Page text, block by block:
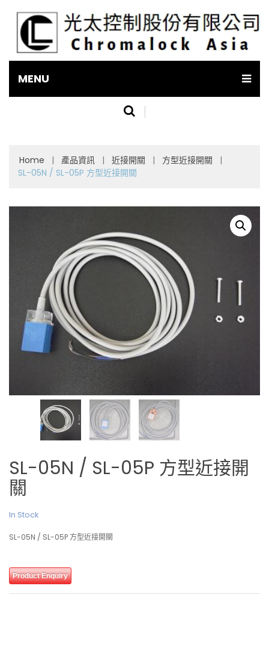
MENU
Home | 產品資訊 | 近接開關 | 方型近接開關
|
SL-05N / SL-05P 方型近接開關
SL-05N / SL-05P 方型近接開
關
In Stock
SL-05N / SL-05P 方型近接開關
Product Enquiry